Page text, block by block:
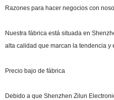
Razones para hacer negocios con
Nuestra fábrica está situada en
alta calidad que marcan la tendencia
Precio bajo de fábrica
Debido a que Shenzhen Zilun